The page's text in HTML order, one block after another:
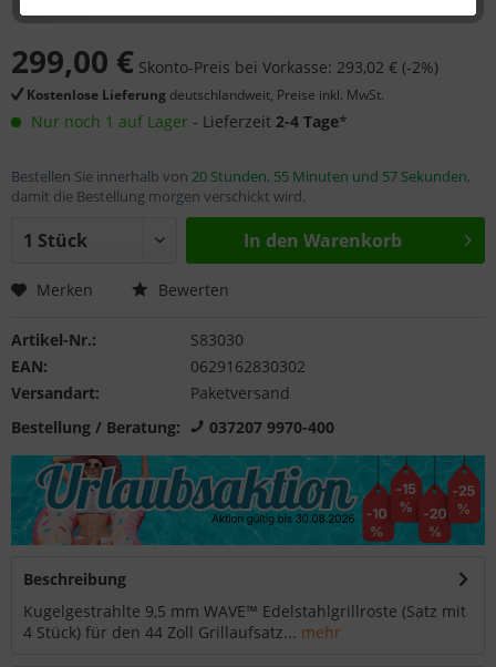
299,00 € Skonto-Preis bei Vorkasse: 293,02 € (-2%)
Kostenlose Lieferung deutschlandweit, Preise inkl. MwSt.
Nur noch 1 auf Lager - Lieferzeit 2-4 Tage*
Bestellen Sie innerhalb von 20 Stunden, 55 Minuten und 57 Sekunden,
damit die Bestellung morgen verschickt wird.
In den Warenkorb
Merken Bewerten
Artikel-Nr.:
S83030
EAN:
0629162830302
Versandart:
Paketversand
Bestellung / Beratung:
037207 9970-400
Beschreibung
Kugelgestrahlte 9,5 mm WAVE™ Edelstahlgrillroste (Satz mit
4 Stück) für den 44 Zoll Grillaufsatz... mehr